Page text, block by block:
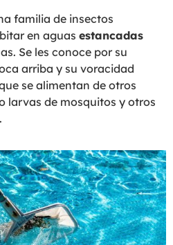
familia de insectos
en aguas estancadas
Se les conoce por su
arriba y su voracidad
se alimentan de otros
larvas de mosquitos y otros